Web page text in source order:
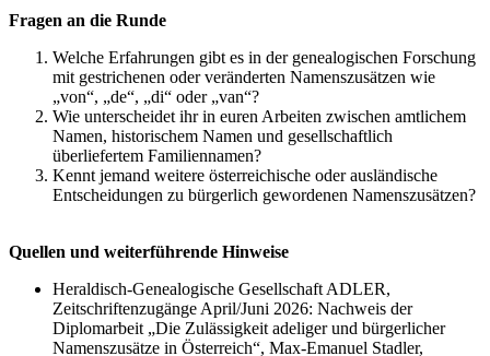
Fragen an die Runde
Welche Erfahrungen gibt es in der genealogischen Forschung
mit gestrichenen oder veränderten Namenszusätzen wie
„von“, „de“, „di“ oder „van“?
Wie unterscheidet ihr in euren Arbeiten zwischen amtlichem
Namen, historischem Namen und gesellschaftlich
überliefertem Familiennamen?
Kennt jemand weitere österreichische oder ausländische
Entscheidungen zu bürgerlich gewordenen Namenszusätzen?
Quellen und weiterführende Hinweise
Heraldisch-Genealogische Gesellschaft ADLER,
Zeitschriftenzugänge April/Juni 2026: Nachweis der
Diplomarbeit „Die Zulässigkeit adeliger und bürgerlicher
Namenszusätze in Österreich“, Max-Emanuel Stadler,